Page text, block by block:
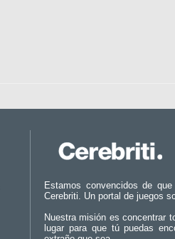
Estamos convencidos de
Cerebriti. Un portal de juegos
Nuestra misión es concentrar
lugar para que tú puedas